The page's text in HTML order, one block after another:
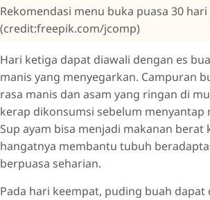
Rekomendasi menu buka puasa 30
(credit:freepik.com/jcomp)
Hari ketiga dapat diawali dengan es
manis yang menyegarkan. Campuran
rasa manis dan asam yang ringan di
kerap dikonsumsi sebelum menyantap
Sup ayam bisa menjadi makanan berat
hangatnya membantu tubuh
berpuasa seharian.
Pada hari keempat, puding buah dapat